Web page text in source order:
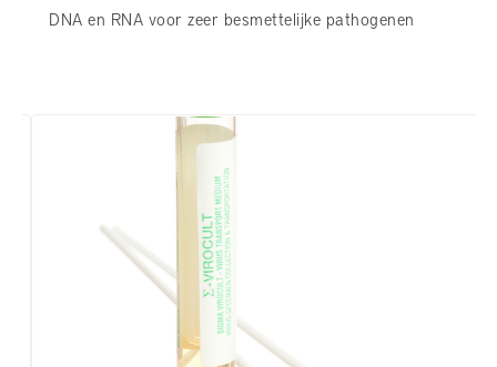
DNA en RNA voor zeer besmettelijke pathogenen